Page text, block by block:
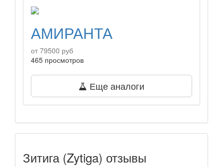
АМИРАНТА
от 79500 руб
465 просмотров
Еще аналоги
Зитига (Zytiga) отзывы